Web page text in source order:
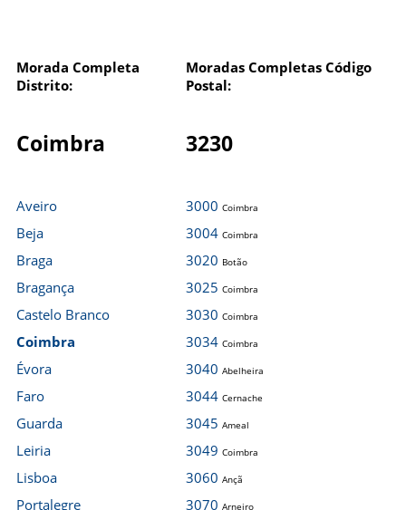
Morada Completa
Distrito:
Moradas Completas Código
Postal:
Coimbra 3230
Aveiro
Beja
Braga
Bragança
Castelo Branco
Coimbra
Évora
Faro
Guarda
Leiria
Lisboa
Portalegre
3000 Coimbra
3004 Coimbra
3020 Botão
3025 Coimbra
3030 Coimbra
3034 Coimbra
3040 Abelheira
3044 Cernache
3045 Ameal
3049 Coimbra
3060 Ançã
3070 Arneiro